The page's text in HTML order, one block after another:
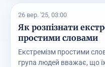
26 вер. '25, 03:00
Як розпізнати
простими словами
Екстремізм простими
група людей вважає, що